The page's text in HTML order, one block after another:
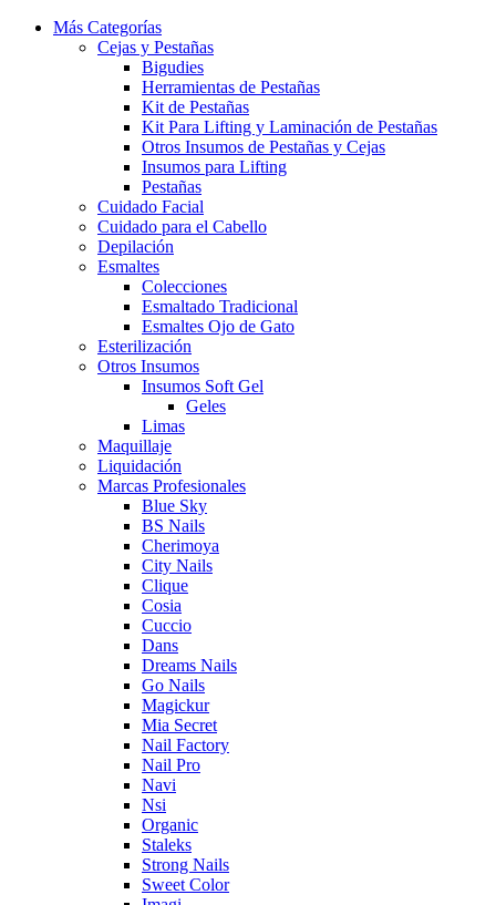
Más Categorías
Cejas y Pestañas
Bigudies
Herramientas de Pestañas
Kit de Pestañas
Kit Para Lifting y Laminación de Pestañas
Otros Insumos de Pestañas y Cejas
Insumos para Lifting
Pestañas
Cuidado Facial
Cuidado para el Cabello
Depilación
Esmaltes
Colecciones
Esmaltado Tradicional
Esmaltes Ojo de Gato
Esterilización
Otros Insumos
Insumos Soft Gel
Geles
Limas
Maquillaje
Liquidación
Marcas Profesionales
Blue Sky
BS Nails
Cherimoya
City Nails
Clique
Cosia
Cuccio
Dans
Dreams Nails
Go Nails
Magickur
Mia Secret
Nail Factory
Nail Pro
Navi
Nsi
Organic
Staleks
Strong Nails
Sweet Color